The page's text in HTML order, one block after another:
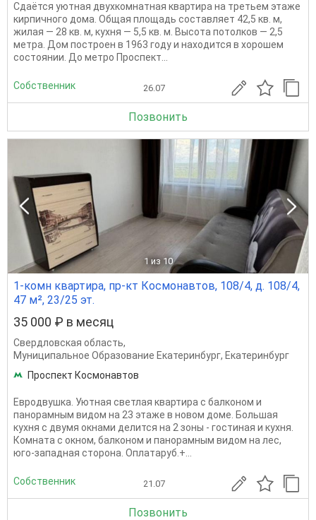
Сдаётся уютная двухкомнатная квартира на третьем этаже
кирпичного дома. Общая площадь составляет 42,5 кв. м,
жилая — 28 кв. м, кухня — 5,5 кв. м. Высота потолков — 2,5
метра. Дом построен в 1963 году и находится в хорошем
состоянии. До метро Проспект...
Собственник 26.07
Позвонить
1 из 10
1-комн квартира, пр-кт Космонавтов, 108/4, д. 108/4,
47 м², 23/25 эт.
35 000 ₽ в месяц
Свердловская область,
Муниципальное Образование Екатеринбург, Екатеринбург
Проспект Космонавтов
Евродвушка. Уютная светлая квартира с балконом и
панорамным видом на 23 этаже в новом доме. Большая
кухня с двумя окнами делится на 2 зоны - гостиная и кухня.
Комната с окном, балконом и панорамным видом на лес,
юго-западная сторона. Оплатаруб.+...
Собственник 21.07
Позвонить